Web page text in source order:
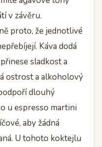
v závěru.
proto, že jednotlivé
Káva dodá
sladkost a
ostrost a alkoholový
dlouhý
u espresso martini
aby žádná
U tohoto koktejlu